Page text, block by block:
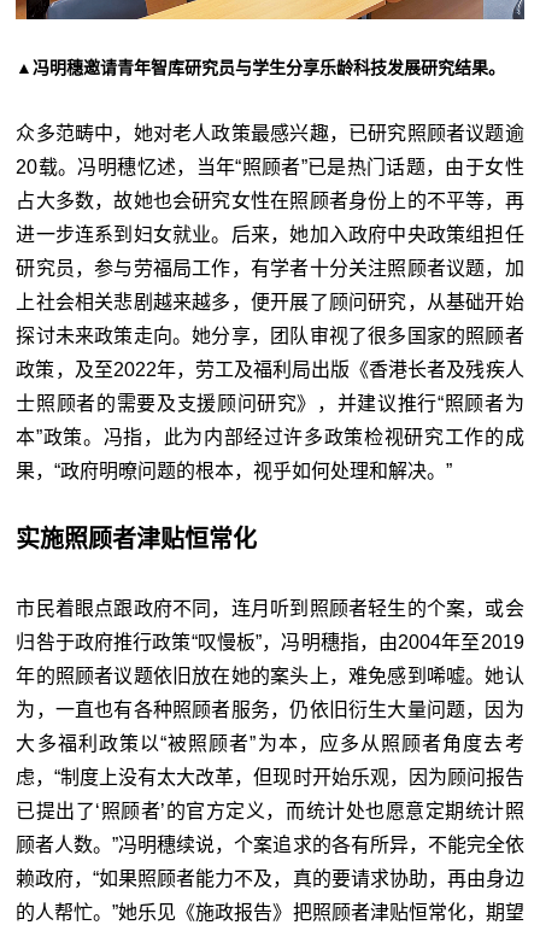
▲冯明穗邀请青年智库研究员与学生分享乐龄科技发展研究结果。
众多范畴中，她对老人政策最感兴趣，已研究照顾者议题逾
20载。冯明穗忆述，当年“照顾者”已是热门话题，由于女性
占大多数，故她也会研究女性在照顾者身份上的不平等，再
进一步连系到妇女就业。后来，她加入政府中央政策组担任
研究员，参与劳福局工作，有学者十分关注照顾者议题，加
上社会相关悲剧越来越多，便开展了顾问研究，从基础开始
探讨未来政策走向。她分享，团队审视了很多国家的照顾者
政策，及至2022年，劳工及福利局出版《香港长者及残疾人
士照顾者的需要及支援顾问研究》，并建议推行“照顾者为
本”政策。冯指，此为内部经过许多政策检视研究工作的成
果，“政府明暸问题的根本，视乎如何处理和解决。”
实施照顾者津贴恒常化
市民着眼点跟政府不同，连月听到照顾者轻生的个案，或会
归咎于政府推行政策“叹慢板”，冯明穗指，由2004年至2019
年的照顾者议题依旧放在她的案头上，难免感到唏嘘。她认
为，一直也有各种照顾者服务，仍依旧衍生大量问题，因为
大多福利政策以“被照顾者”为本，应多从照顾者角度去考
虑，“制度上没有太大改革，但现时开始乐观，因为顾问报告
已提出了‘照顾者’的官方定义，而统计处也愿意定期统计照
顾者人数。”冯明穗续说，个案追求的各有所异，不能完全依
赖政府，“如果照顾者能力不及，真的要请求协助，再由身边
的人帮忙。”她乐见《施政报告》把照顾者津贴恒常化，期望